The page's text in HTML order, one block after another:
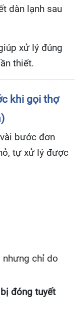
dàn lạnh sau
xử lý đúng
thiết.
khi gọi thợ
bước đơn
tự xử lý được
nhưng chỉ do
đóng tuyết